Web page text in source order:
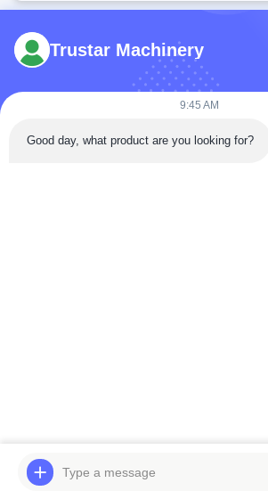
Telp: 86-180-5882-0351
Semua Hak Dilindungi Undang-
Trustar Machinery
9:45 AM
Good day, what product are you looking for?